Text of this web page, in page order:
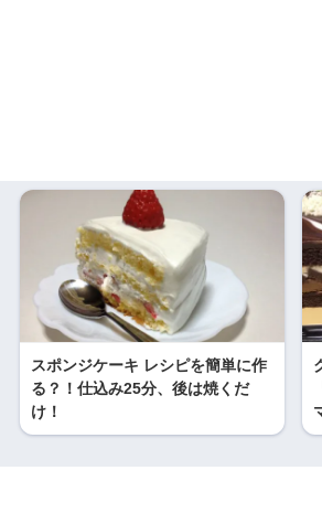
スポンジケーキ レシピを簡単に作
る？！仕込み25分、後は焼くだ
け！